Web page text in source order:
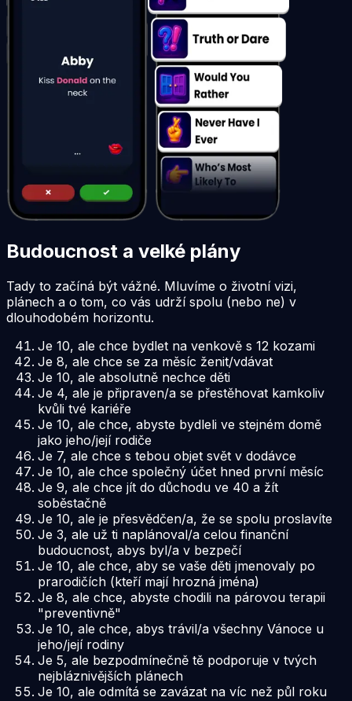
Budoucnost a velké plány
Tady to začíná být vážné. Mluvíme o životní vizi,
plánech a o tom, co vás udrží spolu (nebo ne) v
dlouhodobém horizontu.
Je 10, ale chce bydlet na venkově s 12 kozami
Je 8, ale chce se za měsíc ženit/vdávat
Je 10, ale absolutně nechce děti
Je 4, ale je připraven/a se přestěhovat kamkoliv
kvůli tvé kariéře
Je 10, ale chce, abyste bydleli ve stejném domě
jako jeho/její rodiče
Je 7, ale chce s tebou objet svět v dodávce
Je 10, ale chce společný účet hned první měsíc
Je 9, ale chce jít do důchodu ve 40 a žít
soběstačně
Je 10, ale je přesvědčen/a, že se spolu proslavíte
Je 3, ale už ti naplánoval/a celou finanční
budoucnost, abys byl/a v bezpečí
Je 10, ale chce, aby se vaše děti jmenovaly po
prarodičích (kteří mají hrozná jména)
Je 8, ale chce, abyste chodili na párovou terapii
"preventivně"
Je 10, ale chce, abys trávil/a všechny Vánoce u
jeho/její rodiny
Je 5, ale bezpodmínečně tě podporuje v tvých
nejbláznivějších plánech
Je 10, ale odmítá se zavázat na víc než půl roku